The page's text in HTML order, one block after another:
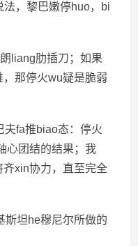
，黎巴嫩停huo，bi
liang肋插刀；如果
那停火wu疑是脆弱
fa推biao态：停火
心团结的结果；我
xin协力，直至完全
斯坦he穆尼尔所做的